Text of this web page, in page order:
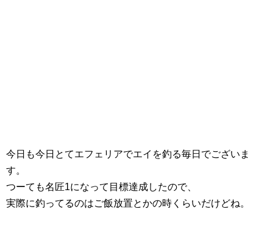
今日も今日とてエフェリアでエイを釣る毎日でございま
す。
つーても名匠1になって目標達成したので、
実際に釣ってるのはご飯放置とかの時くらいだけどね。